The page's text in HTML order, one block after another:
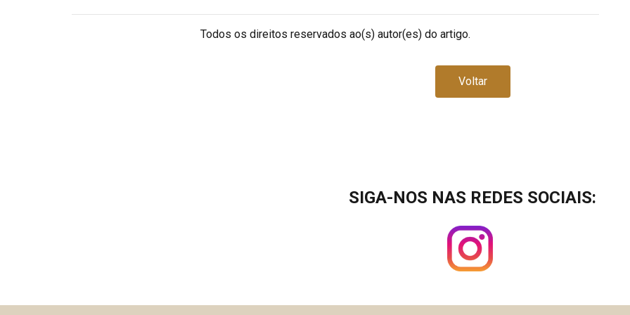
Todos os direitos reservados ao(s) autor(es) do artigo.
Voltar
SIGA-NOS NAS REDES SOCIAIS: